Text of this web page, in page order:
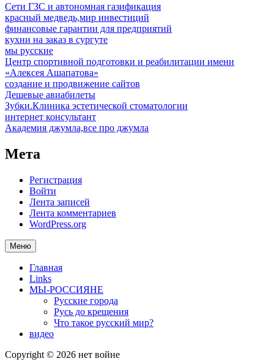
Сети ГЗС и автономная газификация
красный медведь,мир инвестиций
финансовые гарантии для предприятий
кухни на заказ в сургуте
мы русские
Центр спортивной подготовки и реабилитации имени
«Алексея Ашапатова»
создание и продвижение сайтов
Дешевые авиабилеты
Зубки.Клиника эстетической стоматологии
интернет консультант
Академия джумла,все про джумла
Мета
Регистрация
Войти
Лента записей
Лента комментариев
WordPress.org
Меню
Главная
Links
МЫ-РОССИЯНЕ
Русские города
Русь до крещения
Что такое русский мир?
видео
Copyright © 2026 нет войне